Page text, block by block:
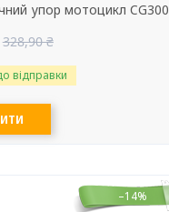
упор мотоцикл CG300
328,90 ₴
відправки
–14%